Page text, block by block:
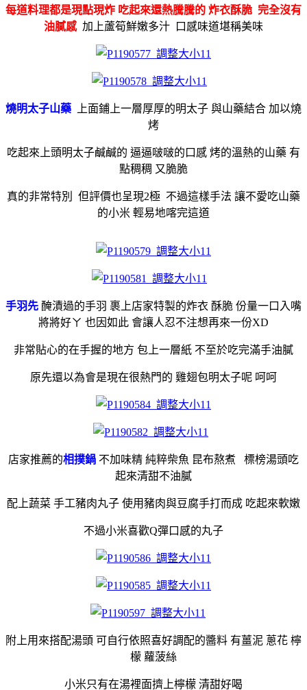
每道料理都是現點現炸 吃起來還熱騰騰的 炸衣酥脆 完全沒有
油膩感加上蘆筍鮮嫩多汁 口感味道堪稱美味
燒明太子山藥 上面鋪上一層厚厚的明太子 與山藥結合 加以燒
烤
吃起來上頭明太子鹹鹹的 逼逼啵啵的口感 烤的溫熱的山藥 有
點稠稠 又脆脆
真的非常特別 但評價也呈現2極 不過這樣手法 讓不愛吃山藥
的小米 輕易地喀完這道
手羽先 醃漬過的手羽 裹上店家特製的炸衣 酥脆 份量一口入嘴
將將好ㄚ 也因如此 會讓人忍不注想再來一份XD
非常貼心的在手握的地方 包上一層紙 不至於吃完滿手油膩
原先還以為會是現在很熱門的 雞翅包明太子呢 呵呵
店家推薦的相撲鍋 不加味精 純粹柴魚 昆布熬煮 標榜湯頭吃
起來清甜不油膩
配上蔬菜 手工豬肉丸子 使用豬肉與豆腐手打而成 吃起來軟嫩
不過小米喜歡Q彈口感的丸子
附上用來搭配湯頭 可自行依照喜好調配的醬料 有薑泥 蔥花 檸
檬 蘿菠絲
小米只有在湯裡面擠上檸檬 清甜好喝